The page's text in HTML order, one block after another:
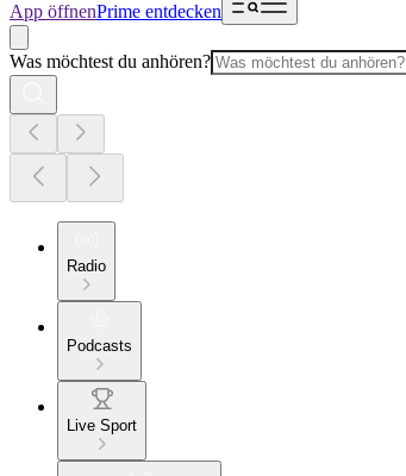
App öffnenPrime entdecken
Was möchtest du anhören?
Radio
Podcasts
Live Sport